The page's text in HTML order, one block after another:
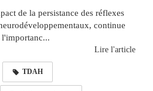
de la persistance des réflexes
continue
l'importanc...
Lire l'article
TDAH